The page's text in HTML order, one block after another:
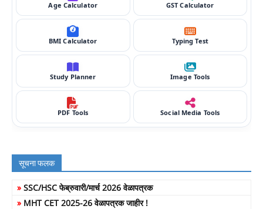
Age Calculator GST Calculator
BMI Calculator Typing Test
Study Planner Image Tools
PDF Tools Social Media Tools
सूचना फलक
» SSC/HSC फेब्रुवारी/मार्च 2026 वेळापत्रक
» MHT CET 2025-26 वेळापत्रक जाहीर !